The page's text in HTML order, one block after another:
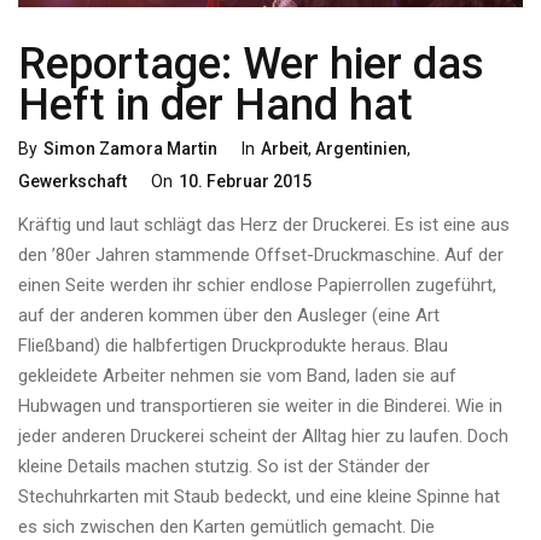
Reportage: Wer hier das
Heft in der Hand hat
By Simon Zamora Martin Categories
In Arbeit, Argentinien,
Gewerkschaft
Posted
On 10. Februar 2015
Kräftig und laut schlägt das Herz der Druckerei. Es ist eine aus
den ’80er Jahren stammende Offset-Druckmaschine. Auf der
einen Seite werden ihr schier endlose Papierrollen zugeführt,
auf der anderen kommen über den Ausleger (eine Art
Fließband) die halbfertigen Druckprodukte heraus. Blau
gekleidete Arbeiter nehmen sie vom Band, laden sie auf
Hubwagen und transportieren sie weiter in die Binderei. Wie in
jeder anderen Druckerei scheint der Alltag hier zu laufen. Doch
kleine Details machen stutzig. So ist der Ständer der
Stechuhrkarten mit Staub bedeckt, und eine kleine Spinne hat
es sich zwischen den Karten gemütlich gemacht. Die